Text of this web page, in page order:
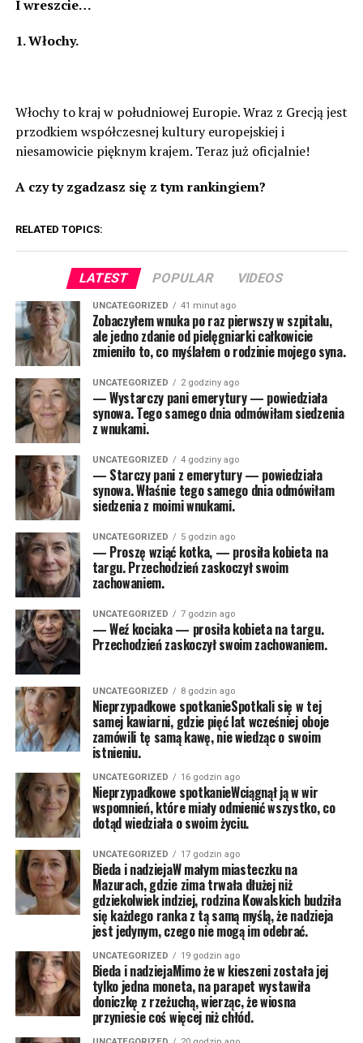
I wreszcie…
1. Włochy.
Włochy to kraj w południowej Europie. Wraz z Grecją jest
przodkiem współczesnej kultury europejskiej i
niesamowicie pięknym krajem. Teraz już oficjalnie!
A czy ty zgadzasz się z tym rankingiem?
RELATED TOPICS:
LATEST POPULAR VIDEOS
UNCATEGORIZED 41 minut ago
Zobaczyłem wnuka po raz pierwszy w szpitalu,
ale jedno zdanie od pielęgniarki całkowicie
zmieniło to, co myślałem o rodzinie mojego syna.
UNCATEGORIZED 2 godziny ago
— Wystarczy pani emerytury — powiedziała
synowa. Tego samego dnia odmówiłam siedzenia
z wnukami.
UNCATEGORIZED 4 godziny ago
— Starczy pani z emerytury — powiedziała
synowa. Właśnie tego samego dnia odmówiłam
siedzenia z moimi wnukami.
UNCATEGORIZED 5 godzin ago
— Proszę wziąć kotka, — prosiła kobieta na
targu. Przechodzień zaskoczył swoim
zachowaniem.
UNCATEGORIZED 7 godzin ago
— Weź kociaka — prosiła kobieta na targu.
Przechodzień zaskoczył swoim zachowaniem.
UNCATEGORIZED 8 godzin ago
Nieprzypadkowe spotkanieSpotkali się w tej
samej kawiarni, gdzie pięć lat wcześniej oboje
zamówili tę samą kawę, nie wiedząc o swoim
istnieniu.
UNCATEGORIZED 16 godzin ago
Nieprzypadkowe spotkanieWciągnął ją w wir
wspomnień, które miały odmienić wszystko, co
dotąd wiedziała o swoim życiu.
UNCATEGORIZED 17 godzin ago
Bieda i nadziejaW małym miasteczku na
Mazurach, gdzie zima trwała dłużej niż
gdziekolwiek indziej, rodzina Kowalskich budziła
się każdego ranka z tą samą myślą, że nadzieja
jest jedynym, czego nie mogą im odebrać.
UNCATEGORIZED 19 godzin ago
Bieda i nadziejaMimo że w kieszeni została jej
tylko jedna moneta, na parapet wystawiła
doniczkę z rzeżuchą, wierząc, że wiosna
przyniesie coś więcej niż chłód.